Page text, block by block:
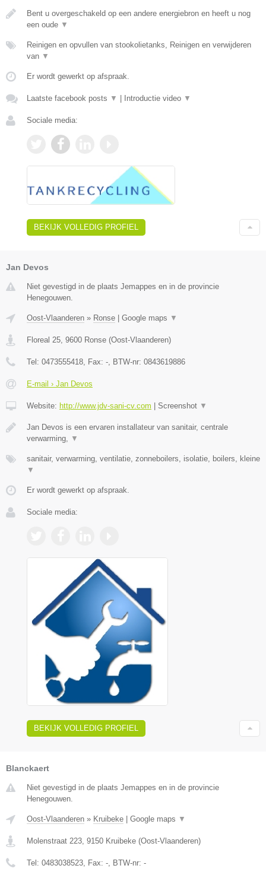
Bent u overgeschakeld op een andere energiebron en heeft u nog
een oude ▼
Reinigen en opvullen van stookolietanks, Reinigen en verwijderen
van ▼
Er wordt gewerkt op afspraak.
Laatste facebook posts ▼ | Introductie video ▼
Sociale media:
BEKIJK VOLLEDIG PROFIEL
Jan Devos
Niet gevestigd in de plaats Jemappes en in de provincie
Henegouwen.
Oost-Vlaanderen » Ronse Google maps ▼
Floreal 25 9600 Ronse (Oost-Vlaanderen)
Tel: 0473555418 , Fax: - , BTW-nr: 0843619886
E-mail › Jan Devos
Website: http://www.jdv-sani-cv.com Screenshot ▼
Jan Devos is een ervaren installateur van sanitair, centrale
verwarming,
▼
sanitair, verwarming, ventilatie, zonneboilers, isolatie, boilers, kleine
▼
Er wordt gewerkt op afspraak.
Sociale media:
BEKIJK VOLLEDIG PROFIEL
Blanckaert
Niet gevestigd in de plaats Jemappes en in de provincie
Henegouwen.
Oost-Vlaanderen » Kruibeke Google maps ▼
Molenstraat 223 9150 Kruibeke (Oost-Vlaanderen)
Tel: 0483038523 , Fax: - , BTW-nr: -